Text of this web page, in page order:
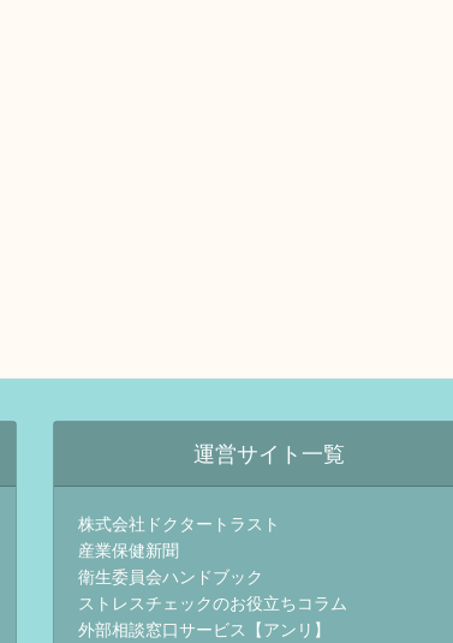
運営サイト一覧
株式会社ドクタートラスト
産業保健新聞
衛生委員会ハンドブック
ストレスチェックのお役立ちコラム
外部相談窓口サービス【アンリ】